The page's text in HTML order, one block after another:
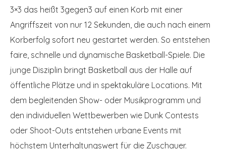
3×3 das heißt 3gegen3 auf einen Korb mit einer
Angriffszeit von nur 12 Sekunden, die auch nach einem
Korberfolg sofort neu gestartet werden. So entstehen
faire, schnelle und dynamische Basketball-Spiele. Die
junge Disziplin bringt Basketball aus der Halle auf
öffentliche Plätze und in spektakuläre Locations. Mit
dem begleitenden Show- oder Musikprogramm und
den individuellen Wettbewerben wie Dunk Contests
oder Shoot-Outs entstehen urbane Events mit
höchstem Unterhaltungswert für die Zuschauer.